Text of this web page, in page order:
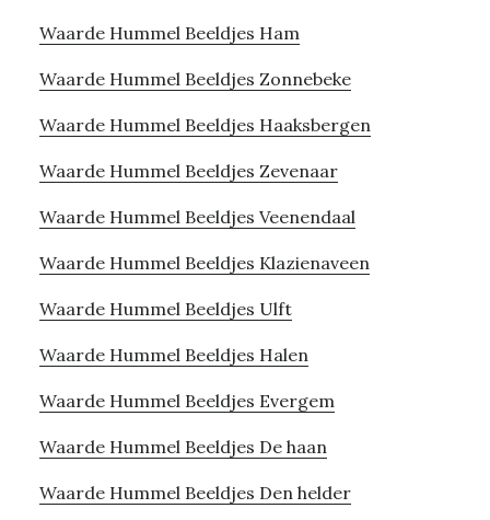
Waarde Hummel Beeldjes Ham
Waarde Hummel Beeldjes Zonnebeke
Waarde Hummel Beeldjes Haaksbergen
Waarde Hummel Beeldjes Zevenaar
Waarde Hummel Beeldjes Veenendaal
Waarde Hummel Beeldjes Klazienaveen
Waarde Hummel Beeldjes Ulft
Waarde Hummel Beeldjes Halen
Waarde Hummel Beeldjes Evergem
Waarde Hummel Beeldjes De haan
Waarde Hummel Beeldjes Den helder